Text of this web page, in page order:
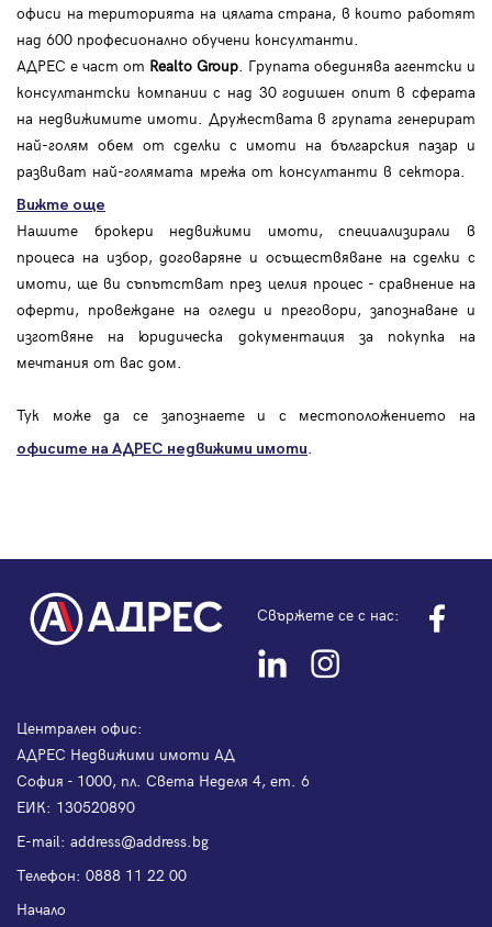
офиси на територията на цялата страна, в които работят
над 600 професионално обучени консултанти.
АДРЕС е част от Realto Group. Групата обединява агентски и
консултантски компании с над 30 годишен опит в сферата
на недвижимите имоти. Дружествата в групата генерират
най-голям обем от сделки с имоти на българския пазар и
развиват най-голямата мрежа от консултанти в сектора.
Вижте още
Нашите брокери недвижими имоти, специализирали в
процеса на избор, договаряне и осъществяване на сделки с
имоти, ще ви съпътстват през целия процес - сравнение на
оферти, провеждане на огледи и преговори, запознаване и
изготвяне на юридическа документация за покупка на
мечтания от вас дом.
Тук може да се запознаете и с местоположението на
офисите на АДРЕС недвижими имоти.
Свържете се с нас:
Централен офис:
АДРЕС Недвижими имоти АД
София - 1000, пл. Света Неделя 4, ет. 6
ЕИК: 130520890
Е-mail: address@address.bg
Телефон: 0888 11 22 00
Начало